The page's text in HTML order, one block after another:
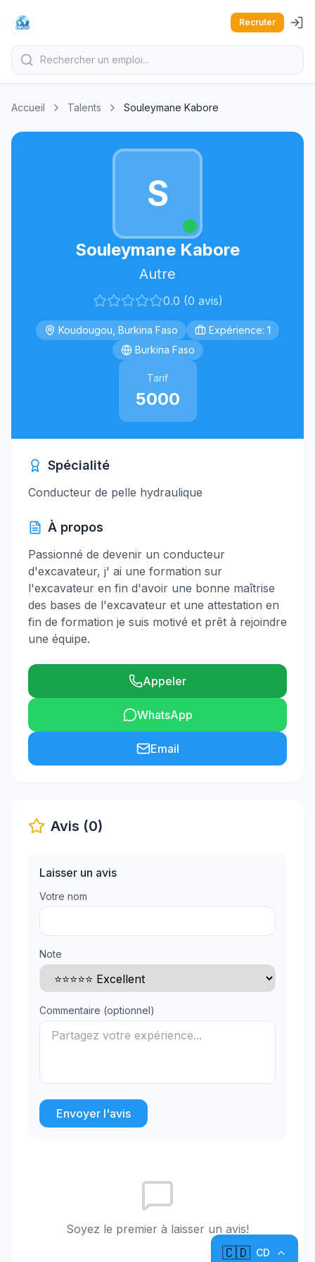
Recruter
Accueil Talents Souleymane Kabore
S
Souleymane Kabore
Autre
0.0 (0 avis)
Koudougou, Burkina Faso
Expérience: 1
Burkina Faso
Tarif
5000
Spécialité
Conducteur de pelle hydraulique
À propos
Passionné de devenir un conducteur
d'excavateur, j' ai une formation sur
l'excavateur en fin d'avoir une bonne maîtrise
des bases de l'excavateur et une attestation en
fin de formation je suis motivé et prêt à rejoindre
une équipe.
Appeler
WhatsApp
Email
Avis (0)
Laisser un avis
Votre nom
Note
Commentaire (optionnel)
Envoyer l'avis
Soyez le premier à laisser un avis!
🇨🇩 CD